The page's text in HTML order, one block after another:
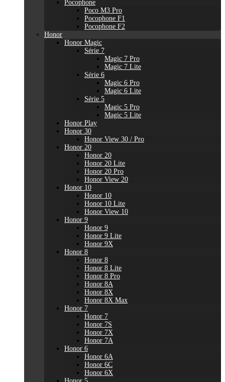
Pocophone
Poco M3 Pro
Pocophone F1
Pocophone F2
Honor
Honor Magic
Série 7
Magic 7 Pro
Magic 7 Lite
Série 6
Magic 6 Pro
Magic 6 Lite
Série 5
Magic 5 Pro
Magic 5 Lite
Honor Play
Honor 30
Honor View 30 / Pro
Honor 20
Honor 20
Honor 20 Lite
Honor 20 Pro
Honor View 20
Honor 10
Honor 10
Honor 10 Lite
Honor View 10
Honor 9
Honor 9
Honor 9 Lite
Honor 9X
Honor 8
Honor 8
Honor 8 Lite
Honor 8 Pro
Honor 8A
Honor 8X
Honor 8X Max
Honor 7
Honor 7
Honor 7S
Honor 7X
Honor 7A
Honor 6
Honor 6A
Honor 6C
Honor 6X